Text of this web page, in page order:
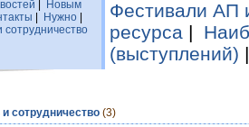
Новым
Нужно|
Фестивали АП
ресурса |
(выступлений)
сотрудничество (3)